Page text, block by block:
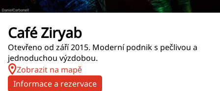
Café Ziryab
Otevřeno od září 2015. Moderní podnik s pečlivou a
jednoduchou výzdobou.
Zobrazit na mapě
Informace a rezervace